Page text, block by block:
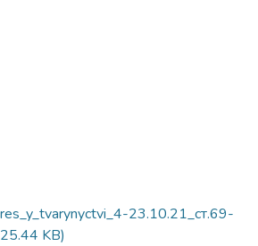
23.10.21_ст.69-
KB)